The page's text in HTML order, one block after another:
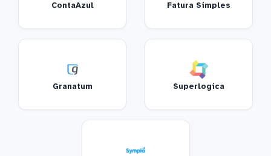
ContaAzul Fatura Simples
Granatum Superlogica